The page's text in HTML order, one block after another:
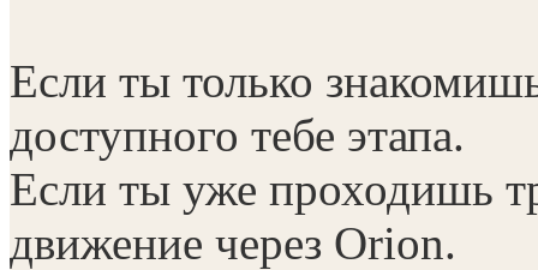
Если ты только
доступного тебе этапа.
Если ты уже проходишь
движение через Orion.